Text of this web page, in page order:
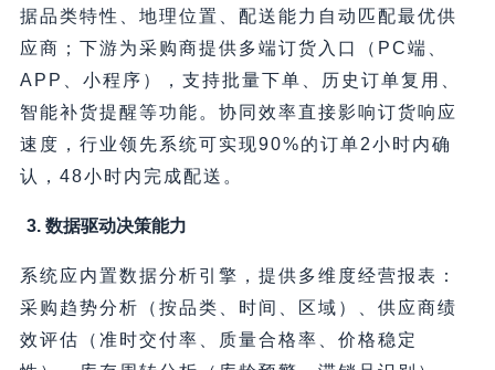
据品类特性、地理位置、配送能力自动匹配最优供
应商；下游为采购商提供多端订货入口（PC端、
APP、小程序），支持批量下单、历史订单复用、
智能补货提醒等功能。协同效率直接影响订货响应
速度，行业领先系统可实现90%的订单2小时内确
认，48小时内完成配送。
3. 数据驱动决策能力
系统应内置数据分析引擎，提供多维度经营报表：
采购趋势分析（按品类、时间、区域）、供应商绩
效评估（准时交付率、质量合格率、价格稳定